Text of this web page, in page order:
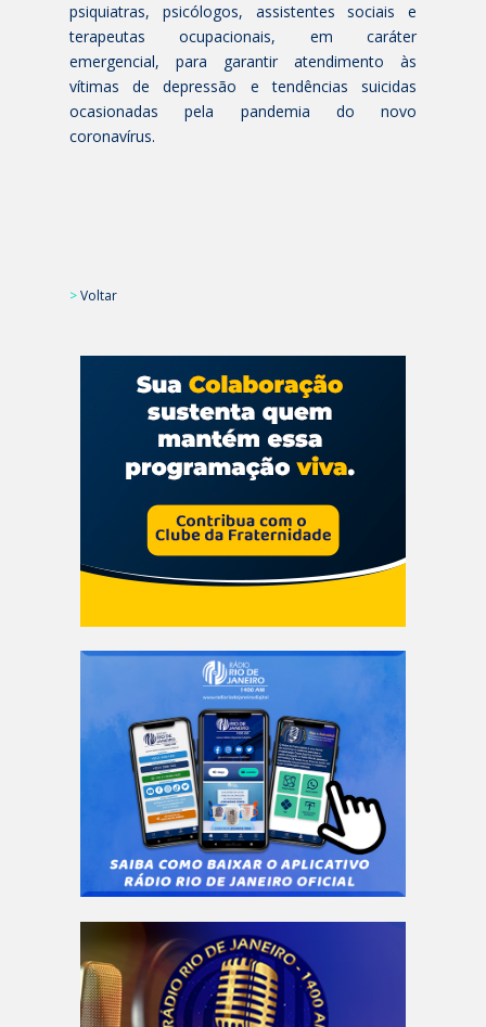
psiquiatras, psicólogos, assistentes sociais e
terapeutas ocupacionais, em caráter
emergencial, para garantir atendimento às
vítimas de depressão e tendências suicidas
ocasionadas pela pandemia do novo
coronavírus.
>Voltar